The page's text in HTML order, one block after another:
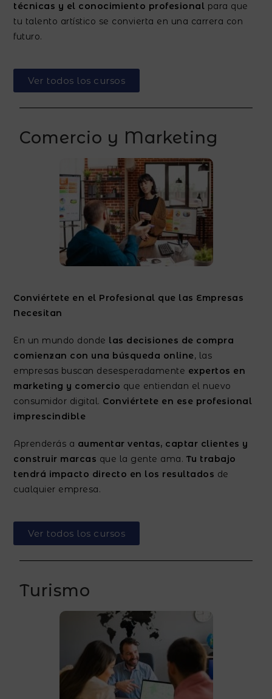
técnicas y el conocimiento profesional para que
tu talento artístico se convierta en una carrera con
futuro.
Ver todos los cursos
Comercio y Marketing
Conviértete en el Profesional que las Empresas
Necesitan
En un mundo donde las decisiones de compra
comienzan con una búsqueda online, las
empresas buscan desesperadamente expertos en
marketing y comercio que entiendan el nuevo
consumidor digital. Conviértete en ese profesional
imprescindible
Aprenderás a aumentar ventas, captar clientes y
construir marcas que la gente ama.Tu trabajo
tendrá impacto directo en los resultados de
cualquier empresa.
Ver todos los cursos
Turismo